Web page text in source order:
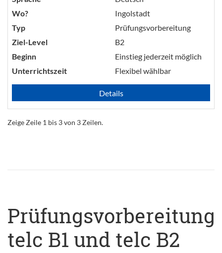
Wo?
Ingolstadt
Typ
Prüfungsvorbereitung
Ziel-Level
B2
Beginn
Einstieg jederzeit möglich
Unterrichtszeit
Flexibel wählbar
Details
Zeige Zeile 1 bis 3 von 3 Zeilen.
Prüfungsvorbereitung
telc B1 und telc B2